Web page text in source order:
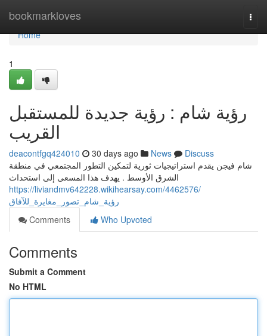
bookmarkloves
Home
Home
1
رؤية شام : رؤية جديدة للمستقبل
القريب
deacontfgq424010 30 days ago News
Discuss
شام فيجن يقدم استراتيجيات ثورية لتمكين التطور المجتمعي في منطقة
الشرق الأوسط . يهدف هذا المسعى إلى استحداث
https://liviandmv642228.wikihearsay.com/4462576/
رؤية_شام_تصور_مغايرة_للآفاق
Comments
Who Upvoted
Comments
Submit a Comment
No HTML